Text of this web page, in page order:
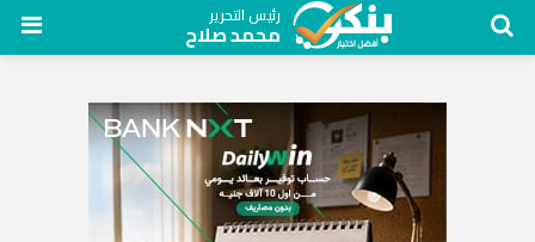
رئيس التحرير
محمد صلاح